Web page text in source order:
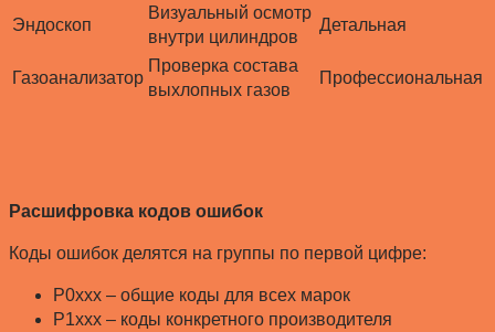
Эндоскоп
Визуальный осмотр
внутри цилиндров
Детальная
Газоанализатор
Проверка состава
выхлопных газов
Профессиональная
Расшифровка кодов ошибок
Коды ошибок делятся на группы по первой цифре:
P0xxx – общие коды для всех марок
P1xxx – коды конкретного производителя